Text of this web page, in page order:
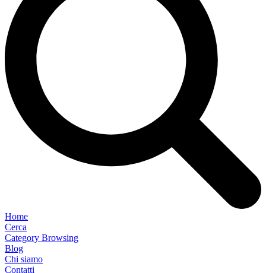
Home
Cerca
Category Browsing
Blog
Chi siamo
Contatti